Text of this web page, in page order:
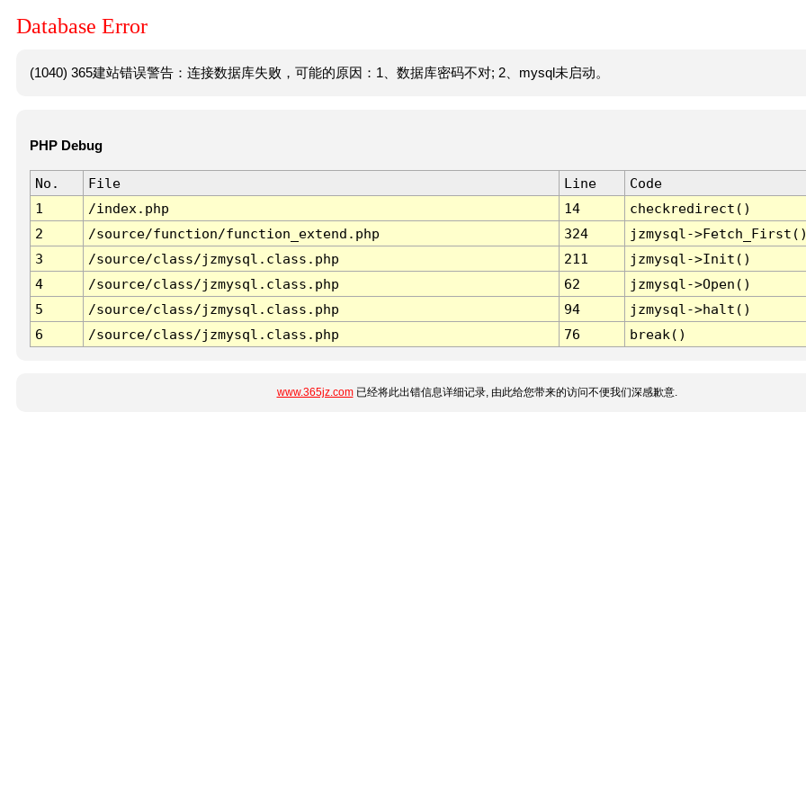
Database Error
(1040) 365建站错误警告：连接数据库失败，可能的原因：1、数据库密码不对; 2、mysql未启动。
PHP Debug
No. File Line
Code
1
/index.php 14
checkredirect()
2
/source/function/function_extend.php 324
jzmysql-
3
/source/class/jzmysql.class.php 211
jzmysql->Init()
4
/source/class/jzmysql.class.php 62
jzmysql->Open()
5
/source/class/jzmysql.class.php 94
jzmysql->halt()
6
/source/class/jzmysql.class.php 76 break()
www.365jz.com已经将此出错信息详细记录, 由此给您带来的访问不便我们深感歉意.